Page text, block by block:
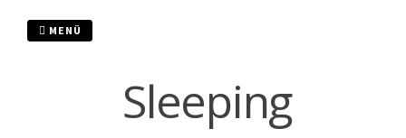
Sleeping
MENÜ